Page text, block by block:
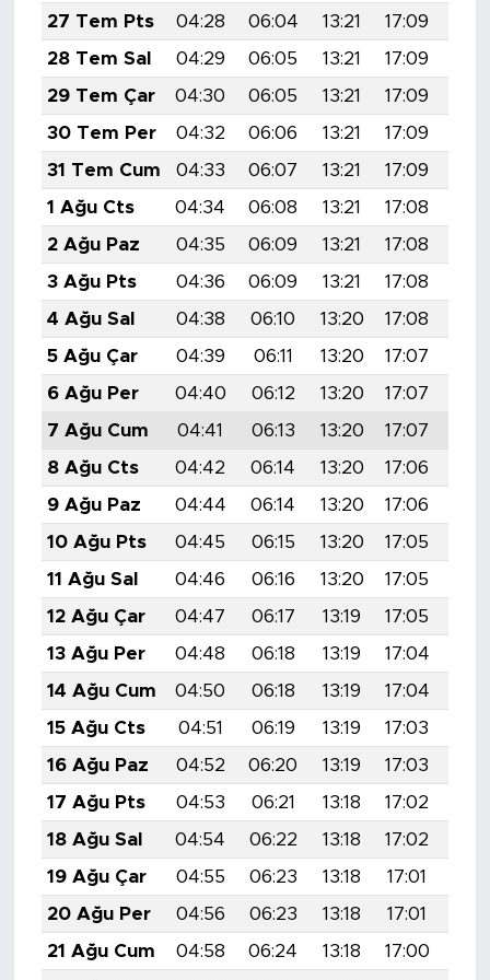
27 Tem Pts
04:28 06:04 13:21 17:09
28 Tem Sal
04:29 06:05 13:21 17:09
29 Tem Çar
04:30 06:05 13:21 17:09
30 Tem Per
04:32 06:06 13:21 17:09
31 Tem Cum
04:33 06:07 13:21 17:09
1 Ağu Cts
04:34 06:08 13:21 17:08
2 Ağu Paz
04:35 06:09 13:21 17:08
3 Ağu Pts
04:36 06:09 13:21 17:08
4 Ağu Sal
04:38 06:10 13:20 17:08
5 Ağu Çar
04:39 06:11 13:20 17:07
6 Ağu Per
04:40 06:12 13:20 17:07
7 Ağu Cum
04:41 06:13 13:20 17:07
8 Ağu Cts
04:42 06:14 13:20 17:06
9 Ağu Paz
04:44 06:14 13:20 17:06
10 Ağu Pts
04:45 06:15 13:20 17:05
11 Ağu Sal
04:46 06:16 13:20 17:05
12 Ağu Çar
04:47 06:17 13:19 17:05
13 Ağu Per
04:48 06:18 13:19 17:04
14 Ağu Cum
04:50 06:18 13:19 17:04
15 Ağu Cts
04:51 06:19 13:19 17:03
16 Ağu Paz
04:52 06:20 13:19 17:03
17 Ağu Pts
04:53 06:21 13:18 17:02
18 Ağu Sal
04:54 06:22 13:18 17:02
19 Ağu Çar
04:55 06:23 13:18 17:01
20 Ağu Per
04:56 06:23 13:18 17:01
21 Ağu Cum
04:58 06:24 13:18 17:00
MEDYA KÖŞESİ
FOTO GALERİ
VİDEOLAR
ALINTI YAZARLAR
SOSYAL MEDYA